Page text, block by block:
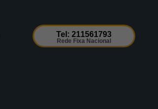
Tel: 211561793
Rede Fixa Nacional